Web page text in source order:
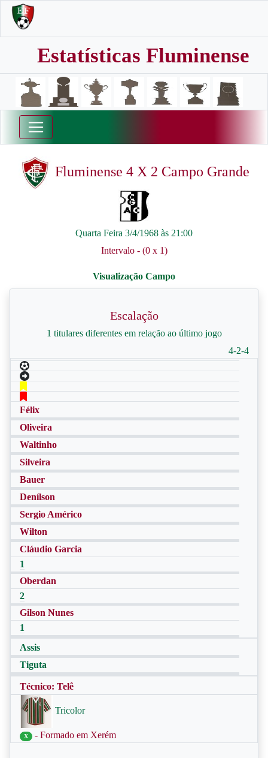
Estatísticas Fluminense
Fluminense 4 X 2 Campo Grande
Quarta Feira 3/4/1968 às 21:00
Intervalo - (0 x 1)
Escalação
1 titulares diferentes em relação ao último jogo
4-2-4
Félix
Oliveira
Waltinho
Silveira
Bauer
Denílson
Sergio Américo
Wilton
Cláudio Garcia
1
Oberdan
2
Gilson Nunes
1
Assis
Tiguta
Técnico: Telê
Tricolor
X - Formado em Xerém